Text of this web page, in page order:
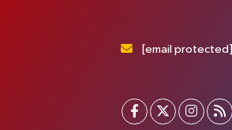
[email protected]